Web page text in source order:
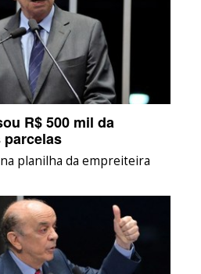
R$ 500 mil da
parcelas
planilha da empreiteira